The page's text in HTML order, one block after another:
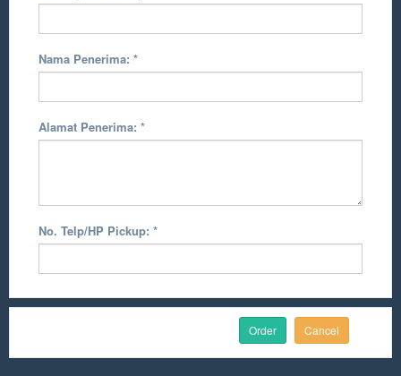
Nama Penerima: *
Alamat Penerima: *
No. Telp/HP Pickup: *
Cancel